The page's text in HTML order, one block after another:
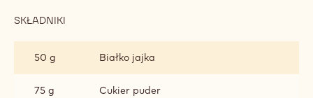
SKŁADNIKI
50 g
Białko jajka
75 g Cukier puder